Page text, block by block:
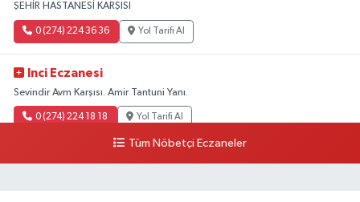
ŞEHİR HASTANESİ KARŞISI
0 (274) 224 36 36 Yol Tarifi Al
Inci Eczanesi
Sevindir Avm Karşısı. Amir Tantuni Yanı.
0 (274) 224 18 18 Yol Tarifi Al
Tüm Nöbetçi Eczaneler